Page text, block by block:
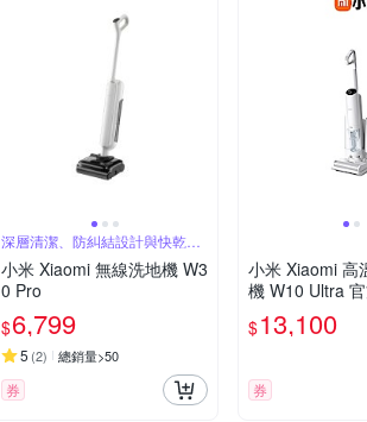
深層清潔、防糾結設計與快乾效
果
小米 Xiaomi 無線洗地機 W3
0 Pro
$6,799
5 (2) 總銷量>50
券
小米 Xiaomi 高
機 W10 Ultra
$13,100
券